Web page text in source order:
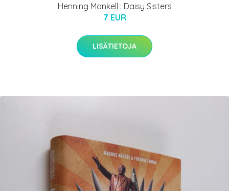
Henning Mankell : Daisy Sisters
7 EUR
LISÄTIETOJA